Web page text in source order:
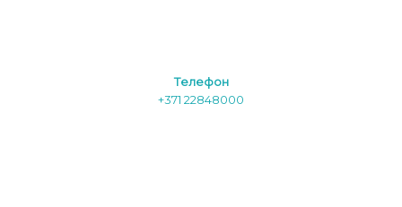
Tелефон
+371 22848000